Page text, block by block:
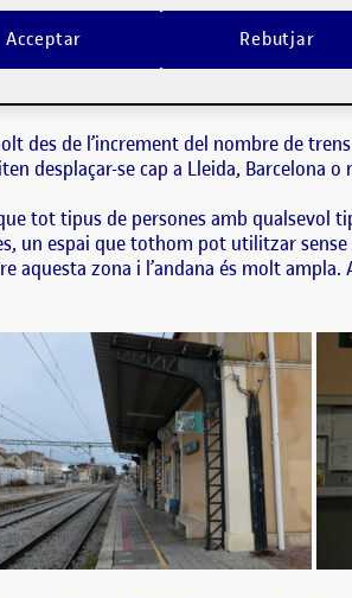
una poble d’uns 9.000 habitants,
A més a més. Hi ha un incentiu
dels 6 trens diaris als 16.
des de l’increment del nombre de
desplaçar-se cap a Lleida, Barcelona
tot tipus de persones amb
un espai que tothom pot utilitzar
aquesta zona i l’andana és molt
Rebutjar
Acceptar